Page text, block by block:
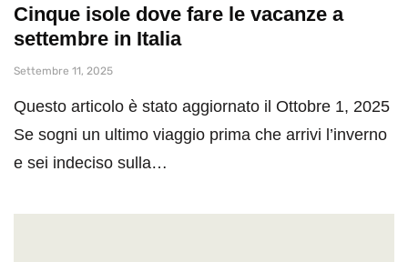
Cinque isole dove fare le vacanze a
settembre in Italia
Settembre 11, 2025
Questo articolo è stato aggiornato il Ottobre 1, 2025
Se sogni un ultimo viaggio prima che arrivi l’inverno
e sei indeciso sulla…